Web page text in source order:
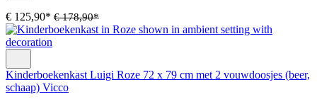
€ 125,90* € 178,90*
Kinderboekenkast Luigi Roze 72 x 79 cm met 2 vouwdoosjes (beer,
schaap) Vicco